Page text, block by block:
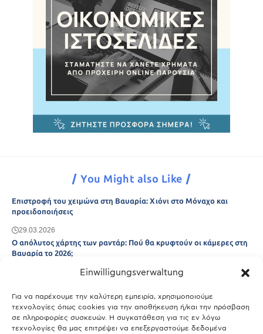
Einwilligungsverwaltung
Για να παρέχουμε την καλύτερη εμπειρία, χρησιμοποιούμε
τεχνολογίες όπως cookies για την αποθήκευση ή/και την πρόσβαση
σε πληροφορίες συσκευών. Η συγκατάθεση για τις εν λόγω
τεχνολογίες θα μας επιτρέψει να επεξεργαστούμε δεδομένα
You Might also Like
Επιστροφή του χειμώνα στη Βαυαρία: Χιόνι στο Μόναχο και
προειδοποιήσεις
29.03.2026
Ο απόλυτος χάρτης των ραντάρ: Πού θα κρυφτούν οι κάμερες στη
Βαυαρία το 2026;
Μόναχο;
25.03.2026
Θύελλα χτυπά το Μόναχο: Κίνδυνος από τους ισχυρούς ανέμους